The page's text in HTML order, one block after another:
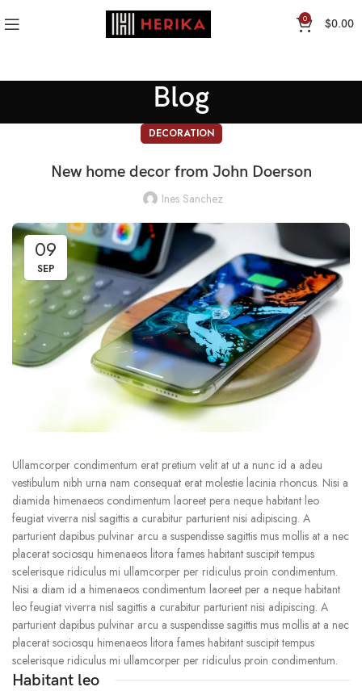
0 $0.00
Blog
DECORATION
New home decor from John Doerson
Ines Sanchez
09
SEP
Ullamcorper condimentum erat pretium velit at ut a nunc id a adeu
vestibulum nibh urna nam consequat erat molestie lacinia rhoncus. Nisi a
diamida himenaeos condimentum laoreet pera neque habitant leo
feugiat viverra nisl sagittis a curabitur parturient nisi adipiscing. A
parturient dapibus pulvinar arcu a suspendisse sagittis mus mollis at a nec
placerat sociosqu himenaeos litora fames habitant suscipit tempus
scelerisque ridiculus mi ullamcorper per ridiculus proin condimentum.
Nisi a diam id a himenaeos condimentum laoreet per a neque habitant
leo feugiat viverra nisl sagittis a curabitur parturient nisi adipiscing. A
parturient dapibus pulvinar arcu a suspendisse sagittis mus mollis at a nec
placerat sociosqu himenaeos litora fames habitant suscipit tempus
scelerisque ridiculus mi ullamcorper per ridiculus proin condimentum.
Habitant leo